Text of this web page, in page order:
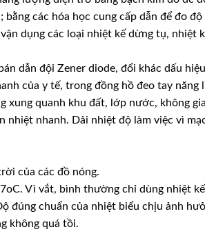
các hóa học cung cấp dẫn để đo
dụng các loại nhiệt kế dừng tụ, nhiệt
dẫn đội Zener diode, đổi khác dấu
của y tế, trong đồng hồ đeo tay năng
quanh khu đất, lớp nước, không
nhanh. Dải nhiệt độ làm việc vì
của các đồ nóng.
Vì vắt, bình thường chỉ dùng nhiệt
đúng chuẩn của nhiệt biểu chịu ảnh
không quá tồi.